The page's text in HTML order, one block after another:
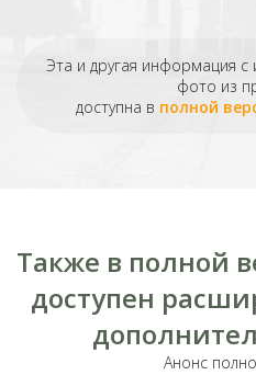
Эта и другая информация
фото из
доступна в полной
Также в полной
доступен
Анонс